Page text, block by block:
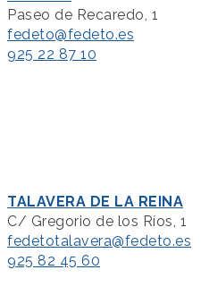
Paseo de Recaredo, 1
fedeto@fedeto.es
925 22 87 10
TALAVERA DE LA REINA
C/ Gregorio de los Ríos, 1
fedetotalavera@fedeto.es
925 82 45 60